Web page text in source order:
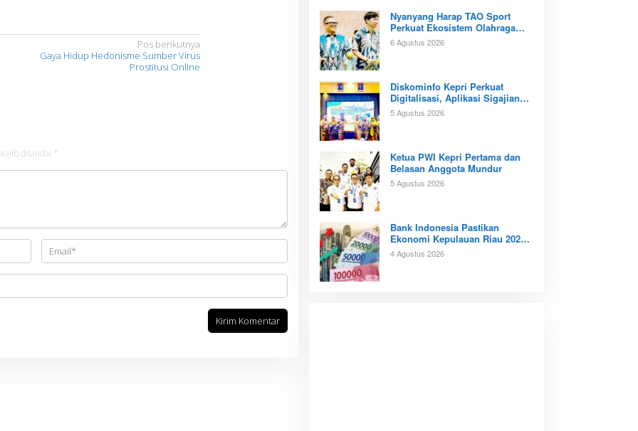
Pos berikutnya
Gaya Hidup Hedonisme Sumber Virus
Prostitusi Online
ditandai *
Nyanyang Harap TAO Sport
Perkuat Ekosistem Olahraga
Padel di Kota Batam
6 Agustus 2026
Diskominfo Kepri Perkuat
Digitalisasi, Aplikasi Sigajian
Sudah Terintegrasi TTE
5 Agustus 2026
Ketua PWI Kepri Pertama dan
Belasan Anggota Mundur
5 Agustus 2026
Bank Indonesia Pastikan
Ekonomi Kepulauan Riau 2026
Tunjukan Kinerja Positif
4 Agustus 2026